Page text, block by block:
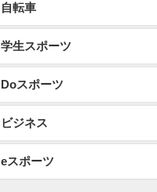
自転車
学生スポーツ
Doスポーツ
ビジネス
eスポーツ